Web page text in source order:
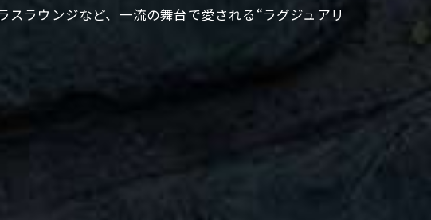
スラウンジなど、一流の舞台で愛される“ラグジュアリ